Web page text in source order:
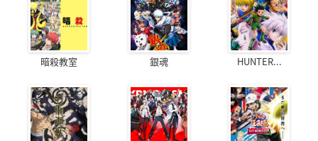
暗殺教室 銀魂 HUNTER...